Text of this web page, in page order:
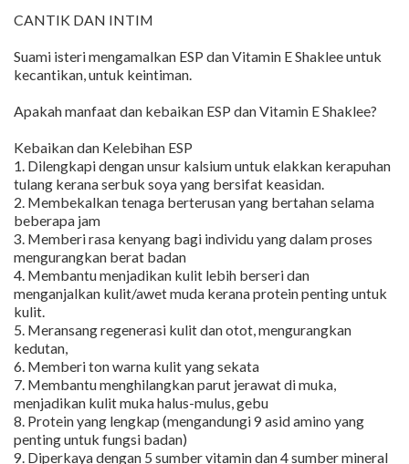
CANTIK DAN INTIM
Suami isteri mengamalkan ESP dan Vitamin E Shaklee untuk
kecantikan, untuk keintiman.
Apakah manfaat dan kebaikan ESP dan Vitamin E Shaklee?
Kebaikan dan Kelebihan ESP
1. Dilengkapi dengan unsur kalsium untuk elakkan kerapuhan
tulang kerana serbuk soya yang bersifat keasidan.
2. Membekalkan tenaga berterusan yang bertahan selama
beberapa jam
3. Memberi rasa kenyang bagi individu yang dalam proses
mengurangkan berat badan
4. Membantu menjadikan kulit lebih berseri dan
menganjalkan kulit/awet muda kerana protein penting untuk
kulit.
5. Meransang regenerasi kulit dan otot, mengurangkan
kedutan,
6. Memberi ton warna kulit yang sekata
7. Membantu menghilangkan parut jerawat di muka,
menjadikan kulit muka halus-mulus, gebu
8. Protein yang lengkap (mengandungi 9 asid amino yang
penting untuk fungsi badan)
9. Diperkaya dengan 5 sumber vitamin dan 4 sumber mineral